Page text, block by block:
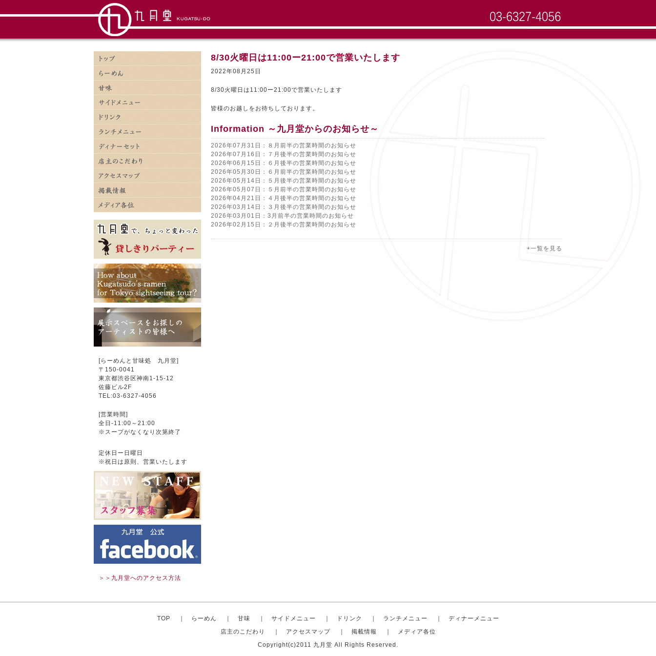
[らーめんと甘味処 九月堂]
〒 150-0041
東京都渋谷区神南1-15-12
佐藤ビル2F
TEL:03-6327-4056
[営業時間]
全日-11:00～21:00
※スープがなくなり次第終了
定休日ー日曜日
※祝日は原則、営業いたします
＞＞九月堂へのアクセス方法
8/30火曜日は11:00ー21:00で営業いたします
2022年08月25日
8/30火曜日は11:00ー21:00で営業いたします
皆様のお越しをお待ちしております。
Information ～九月堂からのお知らせ～
2026年07月31日：８月前半の営業時間のお知らせ
2026年07月16日：７月後半の営業時間のお知らせ
2026年06月15日：６月後半の営業時間のお知らせ
2026年05月30日：６月前半の営業時間のお知らせ
2026年05月14日：５月後半の営業時間のお知らせ
2026年05月07日：５月前半の営業時間のお知らせ
2026年04月21日：４月後半の営業時間のお知らせ
2026年03月14日：３月後半の営業時間のお知らせ
2026年03月01日：3月前半の営業時間のお知らせ
2026年02月15日：２月後半の営業時間のお知らせ
+一覧を見る
TOP らーめん 甘味 サイドメニュー ドリンク ランチメニュー
ディナーメニュー
店主のこだわり
アクセスマップ｜ 掲載情報
メディア各位
Copyright(c)2011 九月堂 All Rights Reserved.